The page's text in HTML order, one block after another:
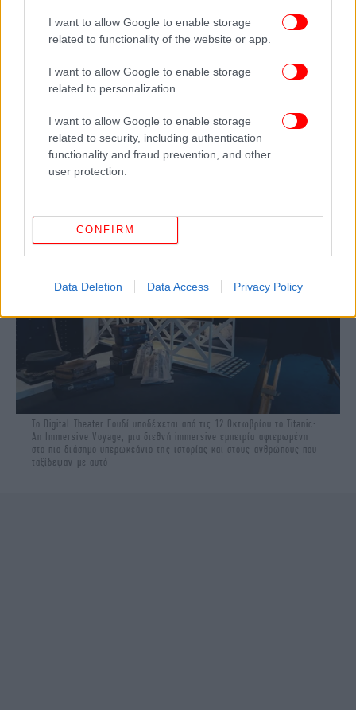
I want to allow Google to enable storage
related to functionality of the website or app.
I want to allow Google to enable storage
related to personalization.
I want to allow Google to enable storage
related to security, including authentication
functionality and fraud prevention, and other
user protection.
CONFIRM
Data Deletion Data Access Privacy Policy
Το Titanic: An Immersive Voyage έχει παρουσιαστεί
ήδη σε πόλεις του εξωτερικού, προσελκύοντας
περισσότερους από 40.000.000 επισκέπτες
διεθνώς, και φέρει την υπογραφή της Exhibition
Hub, παραγωγού και διανομέα μεγάλων immersive
Events, την ελληνική εταιρεία που τα τελευταία
χρόνια φέρνει στην Αθήνα μεγάλες διεθνείς
παραγωγές.
To Digital Theater Γουδί υποδέχεται από τις 12 Οκτωβρίου το Titanic:
An Immersive Voyage, μια διεθνή immersive εμπειρία αφιερωμένη
στο πιο διάσημο υπερωκεάνιο της ιστορίας και στους ανθρώπους που
ταξίδεψαν με αυτό